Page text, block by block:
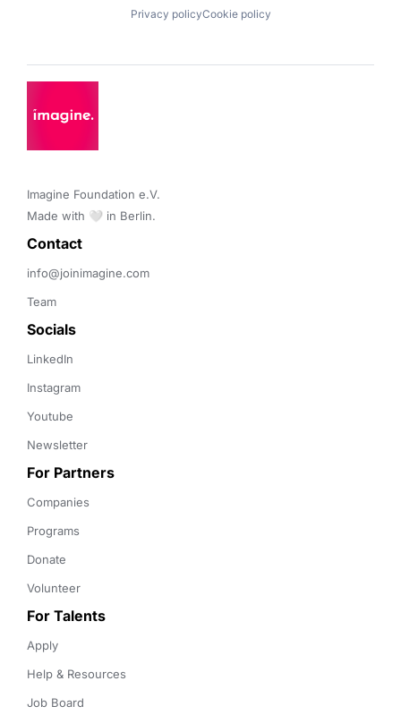
Privacy policyCookie policy
Imagine Foundation e.V.
Made with 🤍 in Berlin.
Contact
info@joinimagine.com
Team
Socials
LinkedIn
Instagram
Youtube
Newsletter
For Partners
Companies
Programs
Donate
Volunteer
For Talents
Apply
Help & Resources
Job Board